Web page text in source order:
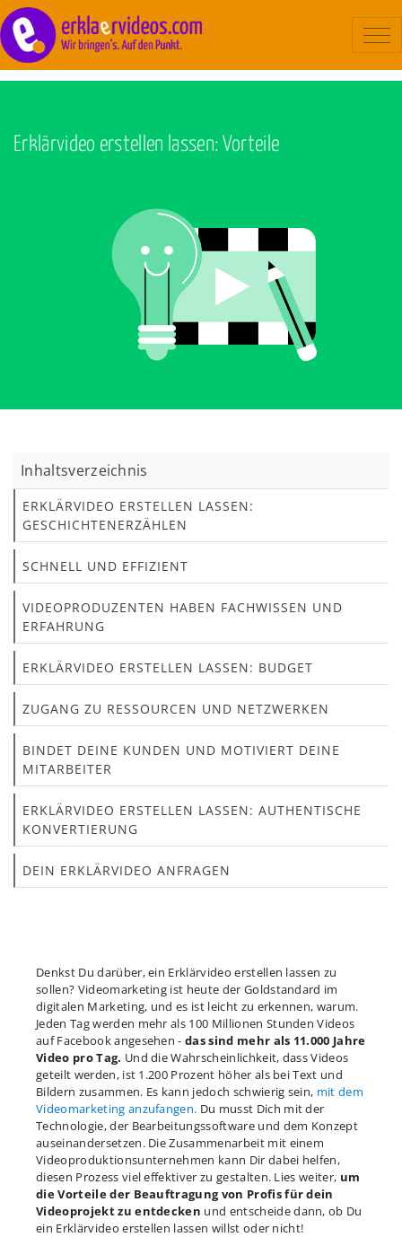
Über uns
Blog
Erklärvideo erstellen lassen: Vorteile
Inhaltsverzeichnis
ERKLÄRVIDEO ERSTELLEN LASSEN:
GESCHICHTENERZÄHLEN
SCHNELL UND EFFIZIENT
VIDEOPRODUZENTEN HABEN FACHWISSEN UND
ERFAHRUNG
ERKLÄRVIDEO ERSTELLEN LASSEN: BUDGET
ZUGANG ZU RESSOURCEN UND NETZWERKEN
BINDET DEINE KUNDEN UND MOTIVIERT DEINE
MITARBEITER
ERKLÄRVIDEO ERSTELLEN LASSEN: AUTHENTISCHE
KONVERTIERUNG
DEIN ERKLÄRVIDEO ANFRAGEN
Denkst Du darüber, ein Erklärvideo erstellen lassen zu
sollen? Videomarketing ist heute der Goldstandard im
digitalen Marketing, und es ist leicht zu erkennen, warum.
Jeden Tag werden mehr als 100 Millionen Stunden Videos
auf Facebook angesehen - das sind mehr als 11.000 Jahre
Video pro Tag. Und die Wahrscheinlichkeit, dass Videos
geteilt werden, ist 1.200 Prozent höher als bei Text und
Bildern zusammen. Es kann jedoch schwierig sein, mit dem
Videomarketing anzufangen. Du musst Dich mit der
Technologie, der Bearbeitungssoftware und dem Konzept
auseinandersetzen. Die Zusammenarbeit mit einem
Videoproduktionsunternehmen kann Dir dabei helfen,
diesen Prozess viel effektiver zu gestalten. Lies weiter, um
die Vorteile der Beauftragung von Profis für dein
Videoprojekt zu entdecken und entscheide dann, ob Du
ein Erklärvideo erstellen lassen willst oder nicht!